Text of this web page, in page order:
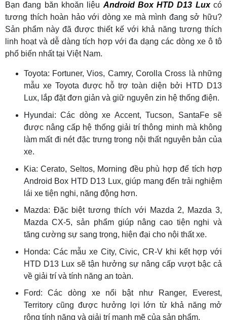
Bạn đang băn khoăn liệuAndroid Box HTD D13 Lux có
tương thích hoàn hảo với dòng xe mà mình đang sở hữu?
Sản phẩm này đã được thiết kế với khả năng tương thích
linh hoạt và dễ dàng tích hợp với đa dạng các dòng xe ô tô
phổ biến nhất tại Việt Nam.
Toyota: Fortuner, Vios, Camry, Corolla Cross là những
mẫu xe Toyota được hỗ trợ toàn diện bởi HTD D13
Lux, lắp đặt đơn giản và giữ nguyên zin hệ thống điện.
Hyundai: Các dòng xe Accent, Tucson, SantaFe sẽ
được nâng cấp hệ thống giải trí thông minh mà không
làm mất đi nét đặc trưng trong nội thất nguyên bản của
xe.
Kia: Cerato, Seltos, Morning đều phù hợp để tích hợp
Android Box HTD D13 Lux, giúp mang đến trải nghiệm
lái xe tiện nghi, năng động hơn.
Mazda: Đặc biệt tương thích với Mazda 2, Mazda 3,
Mazda CX-5, sản phẩm giúp nâng cao tiện nghi và
tăng cường sự sang trọng, hiện đại cho nội thất xe.
Honda: Các mẫu xe City, Civic, CR-V khi kết hợp với
HTD D13 Lux sẽ tận hưởng sự nâng cấp vượt bậc cả
về giải trí và tính năng an toàn.
Ford: Các dòng xe nổi bật như Ranger, Everest,
Territory cũng được hưởng lợi lớn từ khả năng mở
rộng tính năng và giải trí mạnh mẽ của sản phẩm.